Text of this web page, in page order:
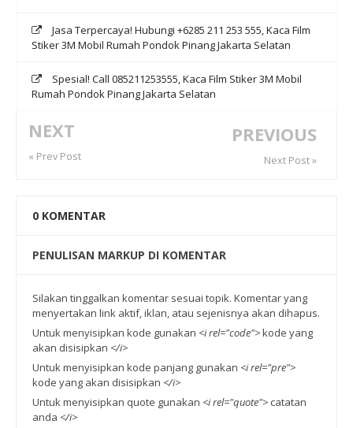
Jasa Terpercaya! Hubungi +6285 211 253 555, Kaca Film
Stiker 3M Mobil Rumah Pondok Pinang Jakarta Selatan
Spesial! Call 085211253555, Kaca Film Stiker 3M Mobil
Rumah Pondok Pinang Jakarta Selatan
NEXT
« Prev Post
PREVIOUS
Next Post »
0 KOMENTAR
PENULISAN MARKUP DI KOMENTAR
Silakan tinggalkan komentar sesuai topik. Komentar yang
menyertakan link aktif, iklan, atau sejenisnya akan dihapus.
Untuk menyisipkan kode gunakan <i rel="code">kode yang
akan disisipkan </i>
Untuk menyisipkan kode panjang gunakan <i rel="pre">
kode yang akan disisipkan </i>
Untuk menyisipkan quote gunakan <i rel="quote"> catatan
anda </i>